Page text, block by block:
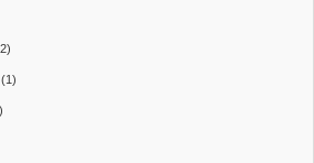
(1)